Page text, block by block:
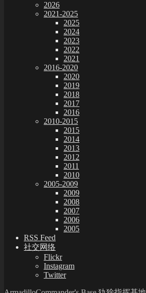
2026
2021-2025
2025
2024
2023
2022
2021
2016-2020
2020
2019
2018
2017
2016
2010-2015
2015
2014
2013
2012
2011
2010
2005-2009
2009
2008
2007
2006
2005
RSS Feed
社交网络
Flickr
Instagram
Twitter